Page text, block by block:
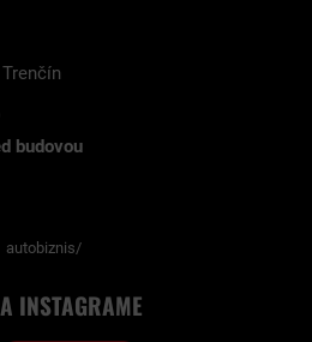
budovou
autobiznis/
INSTAGRAME